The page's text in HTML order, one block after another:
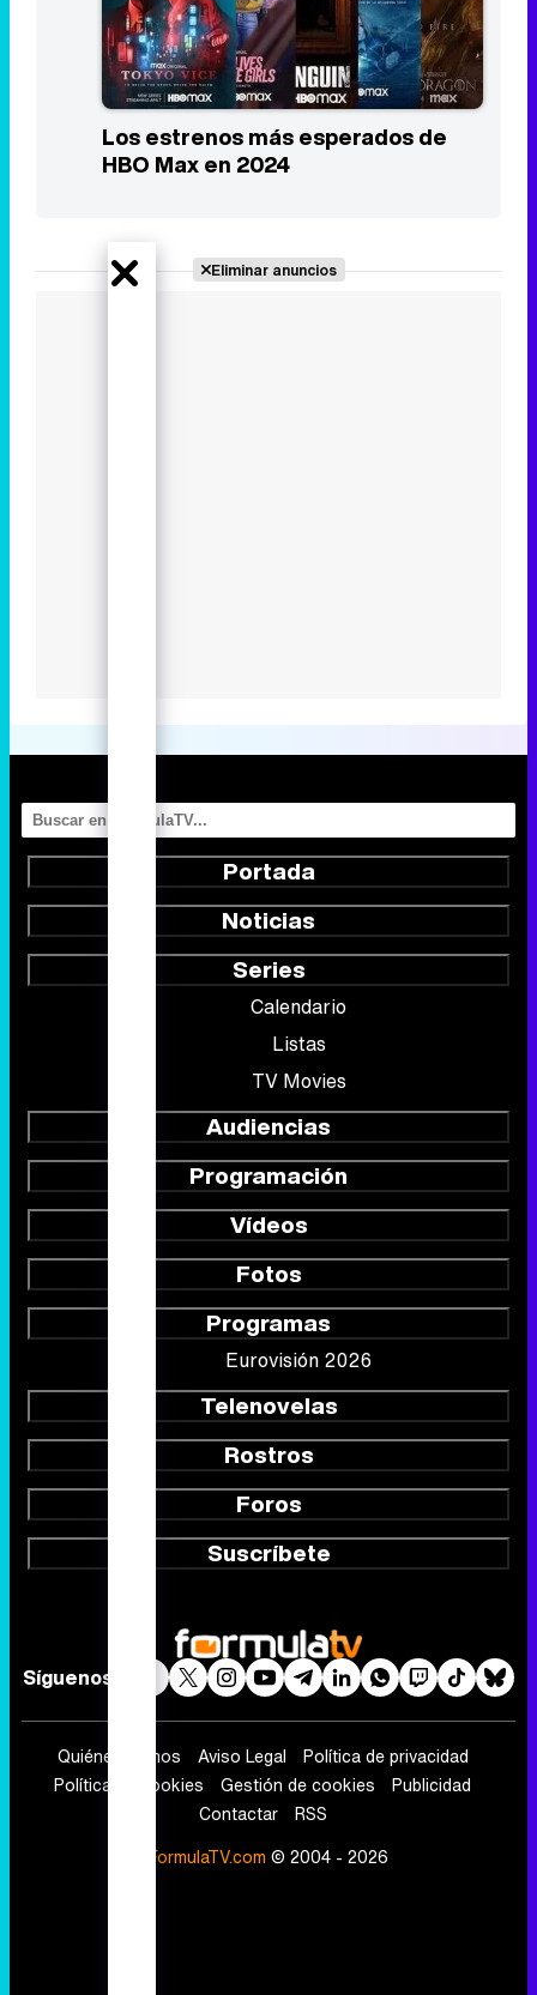
Los estrenos más esperados de
HBO Max en 2024
Eliminar anuncios
Portada
Noticias
Series
Calendario
Listas
TV Movies
Audiencias
Programación
Vídeos
Fotos
Programas
Eurovisión 2026
Telenovelas
Rostros
Foros
Suscríbete
Síguenos
Quiénes somos Aviso Legal
Política de privacidad
Política de cookies
Gestión de cookies
Publicidad
Contactar
RSS
FormulaTV.com © 2004 - 2026